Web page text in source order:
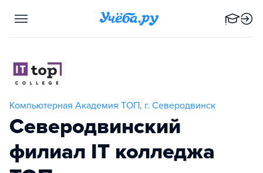
Компьютерная Академия ТОП, г. Северодвинск
Северодвинский
филиал IT колледжа